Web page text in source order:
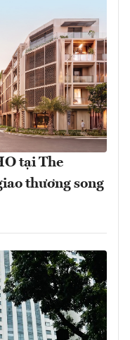
tại The
thương song